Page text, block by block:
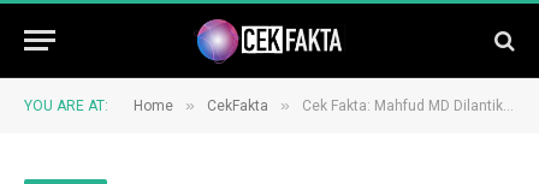
YOU ARE AT: Home » CekFakta » Cek Fakta: Mahfud MD Dilantik Prabowo Menjadi Jaksa Agung